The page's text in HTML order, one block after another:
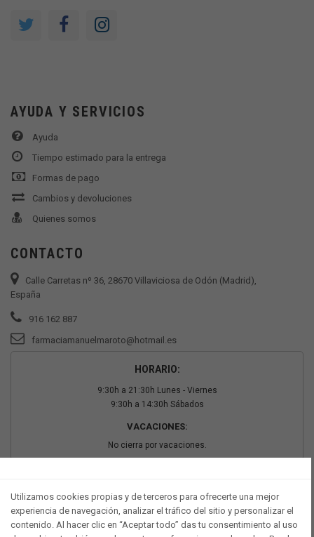
AYUDA Y SERVICIOS
Ayuda
Tiempo estimado para la entrega
Formas de pago
Cambios y devoluciones
Quienes somos
CONTACTO
Calle Carretas nº 36, 28670 Villaviciosa de Odón (Madrid),
España
916 162 887
farmaciamanuelmaroto@hotmail.es
HORARIO:
9:30h a 21:30h Lunes - Viernes
9:30h a 14:30h Sábados
VACACIONES:
No cierra por vacaciones.
Utilizamos cookies propias y de terceros para ofrecerte una mejor
experiencia de navegación, analizar el tráfico del sitio y personalizar el
contenido. Al hacer clic en “Aceptar todo” das tu consentimiento al uso